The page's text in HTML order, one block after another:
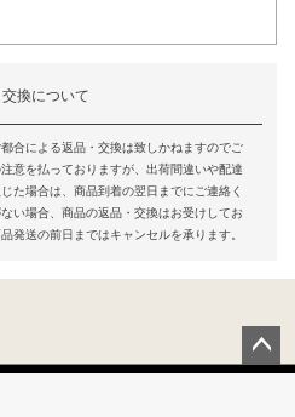
換について
合による返品・交換は致しかねますのでご
意を払っておりますが、出荷間違いや配達
た場合は、商品到着の翌日までにご連絡く
い場合、商品の返品・交換はお受けしてお
発送の前日まではキャンセルを承ります。
ペー